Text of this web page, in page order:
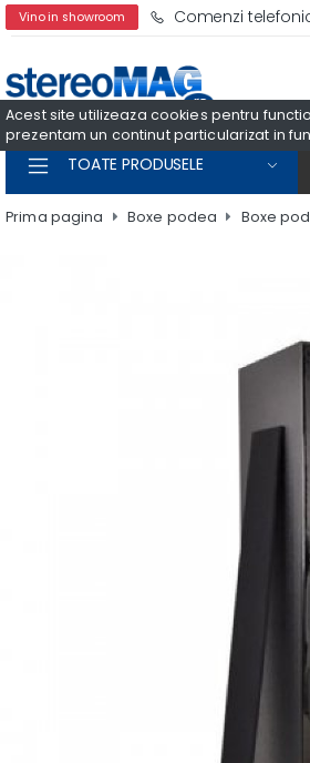
Acest site utilizeaza cookies pentru
prezentam un continut particularizat in
Vino in showroom Comenzi
TOATE PRODUSELE
Prima pagina Boxe podea Boxe